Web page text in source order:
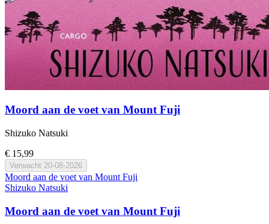
Moord aan de voet van Mount Fuji
Shizuko Natsuki
€ 15,99
Verwacht 20-08-2026
Moord aan de voet van Mount Fuji
Shizuko Natsuki
Moord aan de voet van Mount Fuji